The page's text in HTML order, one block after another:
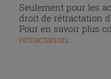
Seulement pour les
droit de rétractation
Pour en savoir plus
rétractation